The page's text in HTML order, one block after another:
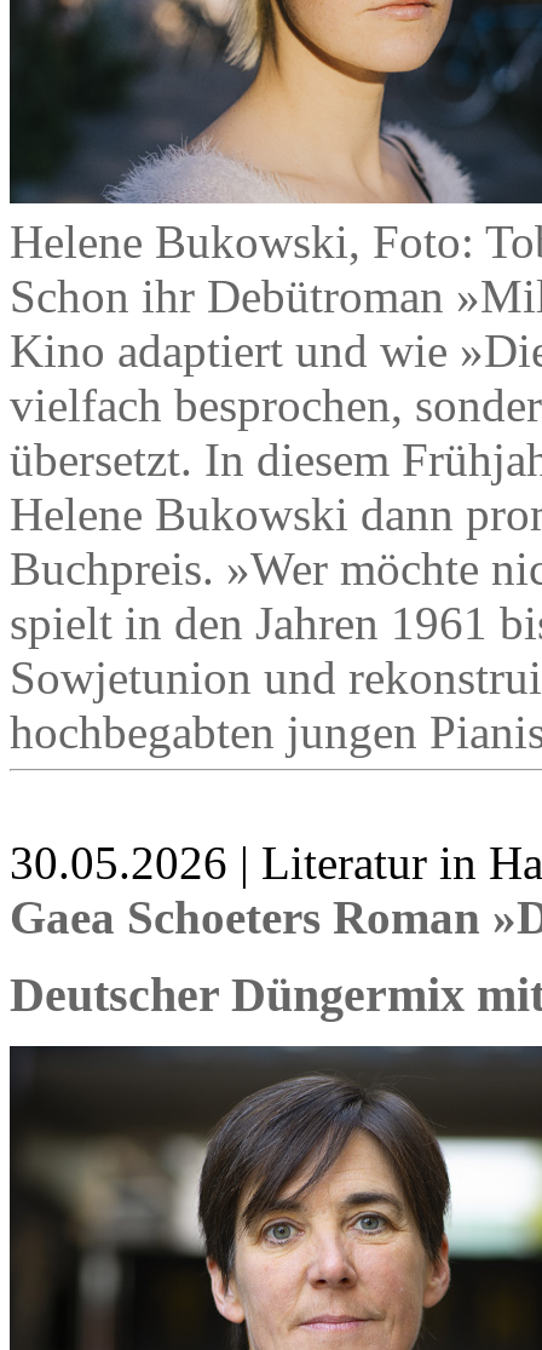
Helene Bukowski, Foto:
Schon ihr Debütroman
Kino adaptiert und wie
vielfach besprochen,
übersetzt. In diesem
Helene Bukowski dann
Buchpreis. »Wer möchte
spielt in den Jahren 1961
Sowjetunion und
hochbegabten jungen
30.05.2026 | Literatur in
Gaea Schoeters Roman
Deutscher Düngermix